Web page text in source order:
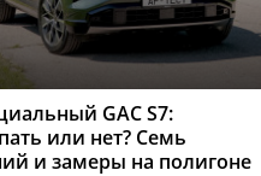
GAC S7:
или нет? Семь
и замеры на полигоне